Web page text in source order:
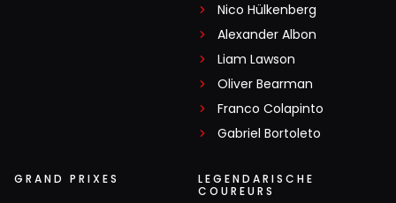
Nico Hülkenberg
Alexander Albon
Liam Lawson
Oliver Bearman
Franco Colapinto
Gabriel Bortoleto
GRAND PRIXES
LEGENDARISCHE
COUREURS